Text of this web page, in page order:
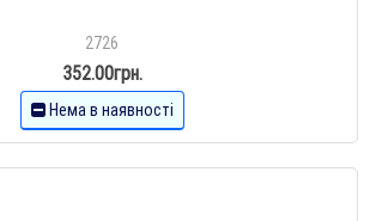
2726
352.00грн.
Нема в наявності